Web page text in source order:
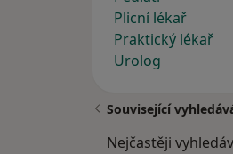
Plicní lékař
Praktický lékař
Urolog
Související
Nejčastěji